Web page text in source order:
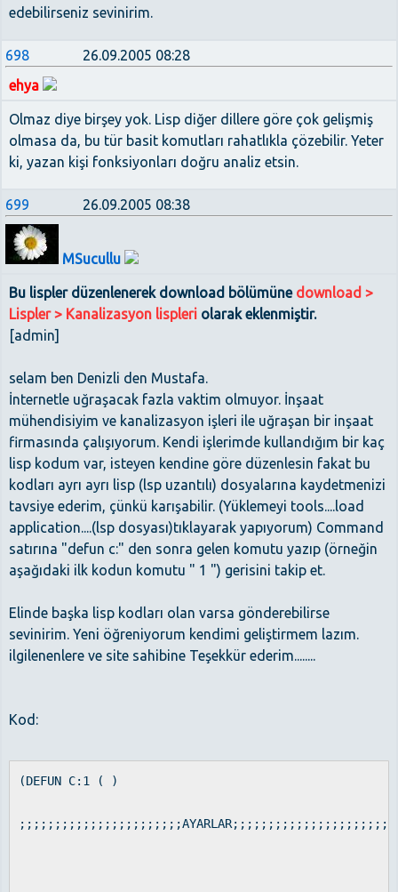
edebilirseniz sevinirim.
698
26.09.2005 08:28
ehya
Olmaz diye birşey yok. Lisp diğer dillere göre çok gelişmiş
olmasa da, bu tür basit komutları rahatlıkla çözebilir. Yeter
ki, yazan kişi fonksiyonları doğru analiz etsin.
699 26.09.2005 08:38
MSucullu
Bu lispler düzenlenerek download bölümüne download >
Lispler > Kanalizasyon lispleri olarak eklenmiştir.
[admin]
selam ben Denizli den Mustafa.
İnternetle uğraşacak fazla vaktim olmuyor. İnşaat
mühendisiyim ve kanalizasyon işleri ile uğraşan bir inşaat
firmasında çalışıyorum. Kendi işlerimde kullandığım bir kaç
lisp kodum var, isteyen kendine göre düzenlesin fakat bu
kodları ayrı ayrı lisp (lsp uzantılı) dosyalarına kaydetmenizi
tavsiye ederim, çünkü karışabilir. (Yüklemeyi tools....load
application....(lsp dosyası)tıklayarak yapıyorum) Command
satırına "defun c:" den sonra gelen komutu yazıp (örneğin
aşağıdaki ilk kodun komutu " 1 ") gerisini takip et.
Elinde başka lisp kodları olan varsa gönderebilirse
sevinirim. Yeni öğreniyorum kendimi geliştirmem lazım.
ilgilenenlere ve site sahibine Teşekkür ederim........
Kod:
(DEFUN C:1 ( )